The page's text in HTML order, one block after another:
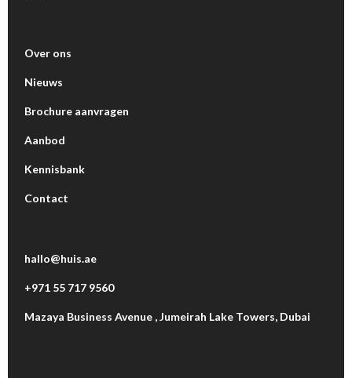
Over ons
Nieuws
Brochure aanvragen
Aanbod
Kennisbank
Contact
hallo@huis.ae
+971 55 717 9560
Mazaya Business Avenue , Jumeirah Lake Towers, Dubai